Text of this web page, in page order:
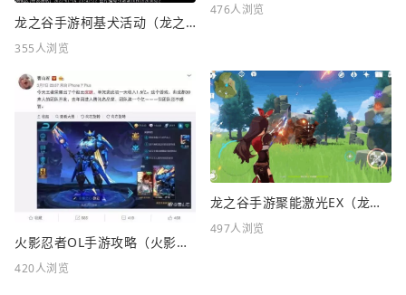
龙之谷手游柯基犬活动（龙之谷KFC联动）
355人浏览
476人浏览
火影忍者OL手游攻略（火影忍者OL手游攻略站）
420人浏览
龙之谷手游聚能激光EX（龙之谷FC）
497人浏览